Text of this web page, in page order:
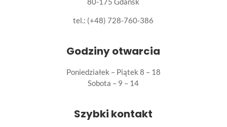
tel.: (+48) 728-760-386
Godziny otwarcia
Poniedziałek – Piątek 8 – 18
Sobota – 9 – 14
Szybki kontakt